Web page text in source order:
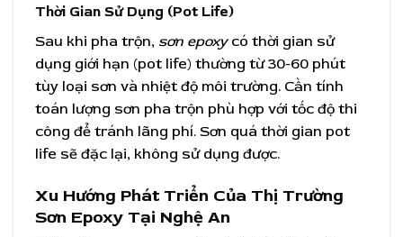
Thời Gian Sử Dụng (Pot Life)
Sau khi pha trộn, sơn epoxycó thời gian sử
dụng giới hạn (pot life) thường từ 30-60 phút
tùy loại sơn và nhiệt độ môi trường. Cần tính
toán lượng sơn pha trộn phù hợp với tốc độ thi
công để tránh lãng phí. Sơn quá thời gian pot
life sẽ đặc lại, không sử dụng được.
Xu Hướng Phát Triển Của Thị Trường
Sơn Epoxy Tại Nghệ An